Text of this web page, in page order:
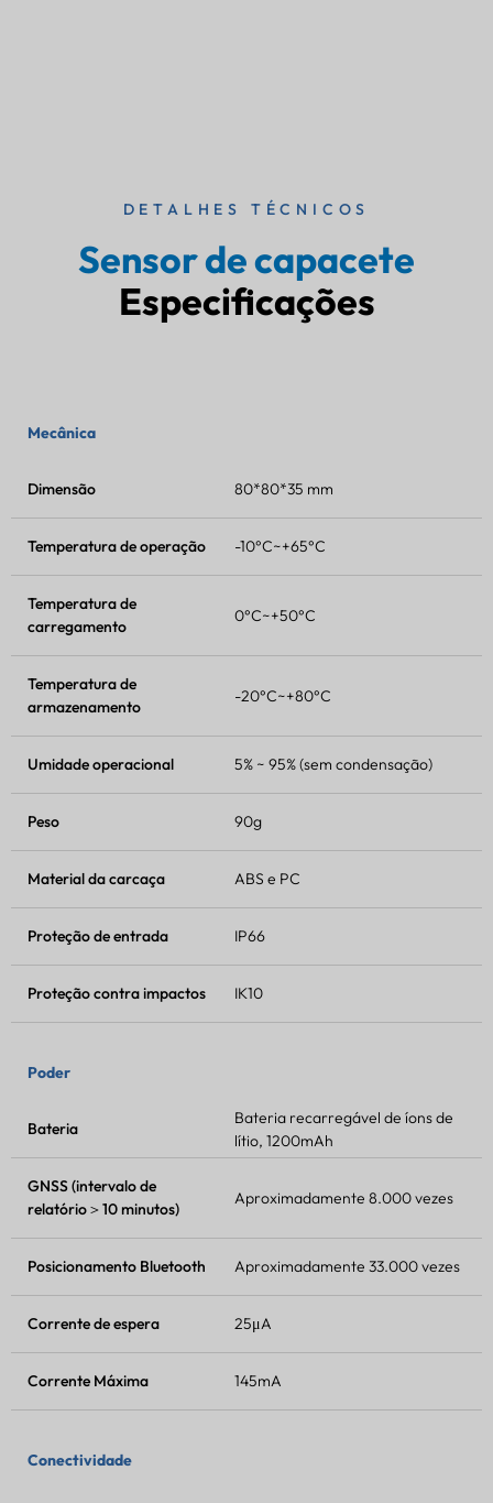
DETALHES TÉCNICOS
Sensor de capacete
Especificações
Mecânica
Dimensão 80*80*35 mm
Temperatura de operação -10°C~+65°C
Temperatura de
carregamento
0°C~+50°C
Temperatura de
armazenamento
-20°C~+80°C
Umidade operacional 5% ~ 95% (sem condensação)
Peso 90g
Material da carcaça ABS e PC
Proteção de entrada IP66
Proteção contra impactos IK10
Poder
Bateria
Bateria recarregável de íons de
lítio, 1200mAh
GNSS (intervalo de
relatório＞10 minutos)
Aproximadamente 8.000 vezes
Posicionamento Bluetooth Aproximadamente 33.000 vezes
Corrente de espera 25μA
Corrente Máxima 145mA
Conectividade